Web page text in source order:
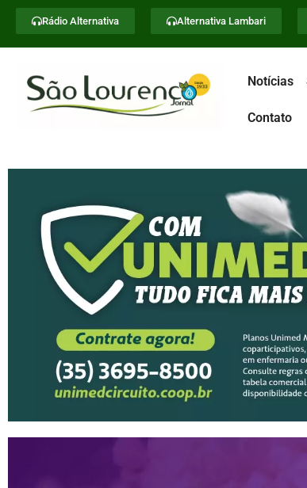
Rádio Alternativa Alternativa Lambari
Notícias
Contato